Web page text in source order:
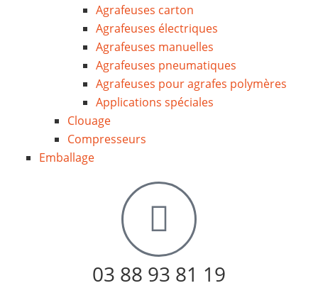
Agrafeuses carton
Agrafeuses électriques
Agrafeuses manuelles
Agrafeuses pneumatiques
Agrafeuses pour agrafes polymères
Applications spéciales
Clouage
Compresseurs
Emballage
03 88 93 81 19